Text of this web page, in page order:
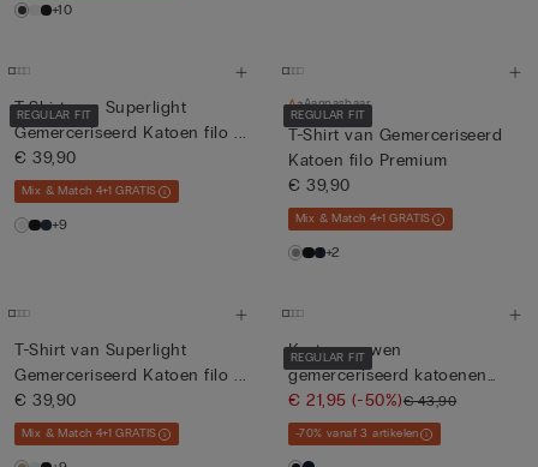
+10
REGULAR FIT
T-Shirt van Superlight
Gemerceriseerd Katoen filo ...
€ 39,90
Mix & Match 4+1 GRATIS
+9
REGULAR FIT
Aanpasbaar
T-Shirt van Gemerceriseerd
Katoen filo Premium
€ 39,90
Mix & Match 4+1 GRATIS
+2
T-Shirt van Superlight
Gemerceriseerd Katoen filo ...
€ 39,90
Mix & Match 4+1 GRATIS
REGULAR FIT
Korte mouwen
gemerceriseerd katoenen
poloshirt met...
€ 21,95(-50%)€ 43,90
-70% vanaf 3 artikelen